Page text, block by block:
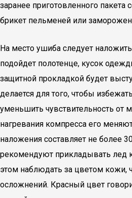
заранее приготовленного пакета
брикет пельменей или
На место ушиба следует
подойдет полотенце, кусок
защитной прокладкой будет
делается для того, чтобы
уменьшить чувствительность от
нагревания компресса его
наложения составляет не более
рекомендуют прикладывать лед
этом наблюдать за цветом кожи,
осложнений. Красный цвет